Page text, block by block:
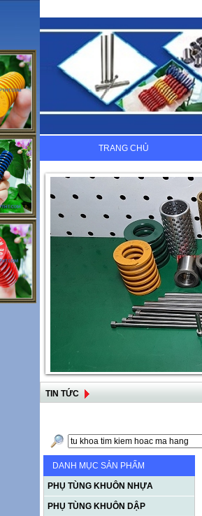
TRANG CHỦ
TIN TỨC
DANH MỤC SẢN PHẨM
PHỤ TÙNG KHUÔN NHỰA
PHỤ TÙNG KHUÔN DẬP